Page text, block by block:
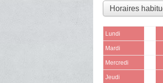
Lundi
Mardi
Mercredi
Jeudi